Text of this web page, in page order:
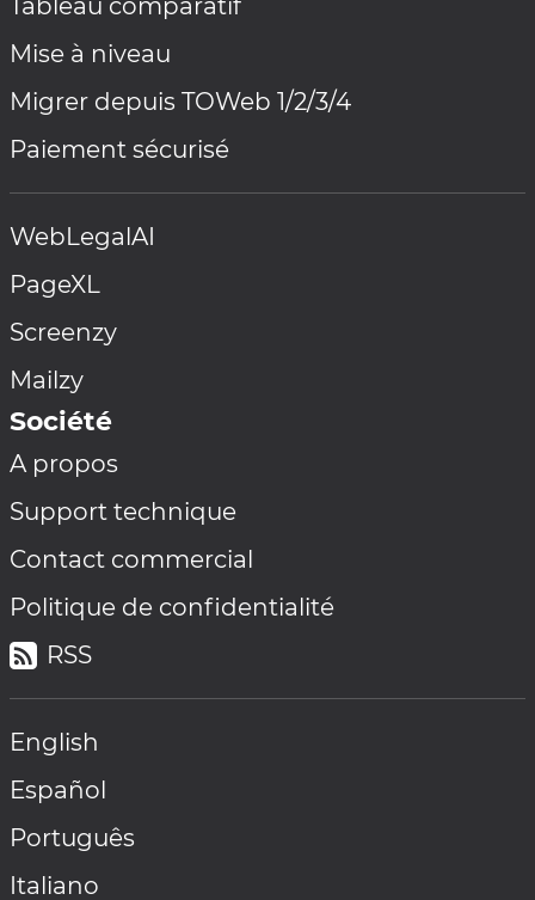
Mise à niveau
Migrer depuis TOWeb 1/2/3/4
Paiement sécurisé
WebLegalAI
PageXL
Screenzy
Mailzy
Société
A propos
Support technique
Contact commercial
Politique de confidentialité
RSS
English
Español
Português
Italiano